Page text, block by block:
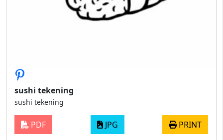
sushi tekening
sushi tekening
PDF JPG PRINT